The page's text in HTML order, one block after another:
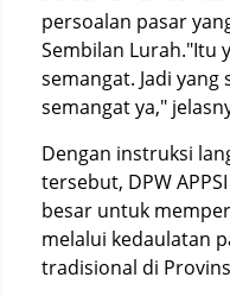
persoalan pasar
Sembilan Lurah."Itu
semangat. Jadi
semangat ya,"
Dengan instruksi
tersebut, DPW
besar untuk
melalui kedaulatan
tradisional di